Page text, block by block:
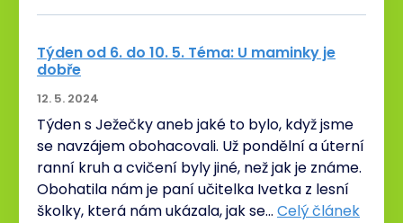
Týden od 6. do 10. 5. Téma: U maminky je
dobře
12. 5. 2024
Týden s Ježečky aneb jaké to bylo, když jsme
se navzájem obohacovali. Už pondělní a úterní
ranní kruh a cvičení byly jiné, než jak je známe.
Obohatila nám je paní učitelka Ivetka z lesní
školky, která nám ukázala, jak se… Celý článek